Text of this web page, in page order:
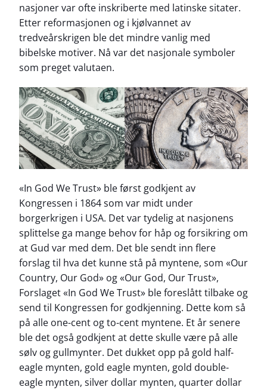
nasjoner var ofte inskriberte med latinske sitater.
Etter reformasjonen og i kjølvannet av
tredveårskrigen ble det mindre vanlig med
bibelske motiver. Nå var det nasjonale symboler
som preget valutaen.
«In God We Trust» ble først godkjent av
Kongressen i 1864 som var midt under
borgerkrigen i USA. Det var tydelig at nasjonens
splittelse ga mange behov for håp og forsikring om
at Gud var med dem. Det ble sendt inn flere
forslag til hva det kunne stå på myntene, som «Our
Country, Our God» og «Our God, Our Trust»,
Forslaget «In God We Trust» ble foreslått tilbake og
send til Kongressen for godkjenning. Dette kom så
på alle one-cent og to-cent myntene. Et år senere
ble det også godkjent at dette skulle være på alle
sølv og gullmynter. Det dukket opp på gold half-
eagle mynten, gold eagle mynten, gold double-
eagle mynten, silver dollar mynten, quarter dollar